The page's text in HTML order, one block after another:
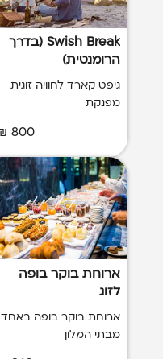
Swish Break (בדרך
הרומנטית)
גיפט קארד לחוויה זוגית
מפנקת
800 ₪
ארוחת בוקר בופה
לזוג
ארוחת בוקר בופה באחד
מבתי המלון